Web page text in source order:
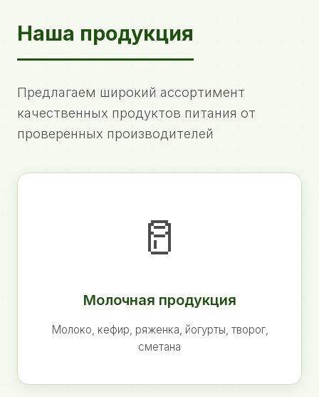
Наша продукция
Предлагаем широкий ассортимент
качественных продуктов питания от
проверенных производителей
🥛
Молочная продукция
Молоко, кефир, ряженка, йогурты, творог,
сметана